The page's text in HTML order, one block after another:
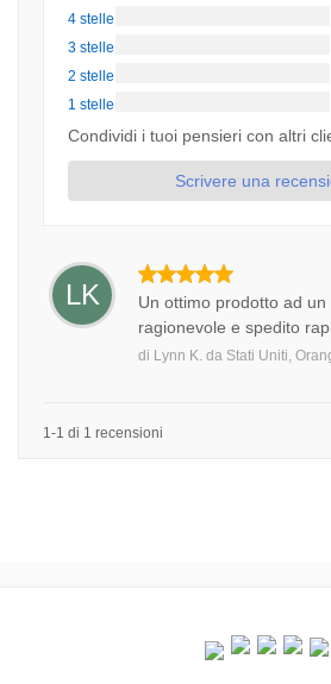
4 stelle
3 stelle
2 stelle
1 stelle
Condividi i tuoi pensieri con altri
Scrivere una
LK
Un ottimo prodotto ad un
ragionevole e spedito
di Lynn K. da Stati Uniti,
1-1 di 1 recensioni